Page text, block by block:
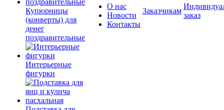
Купюрницы
(конверты) для
денег
поздравительные
Интерьерные
фигурки
О нас
Новости
Контакты
Заказчикам
заказ